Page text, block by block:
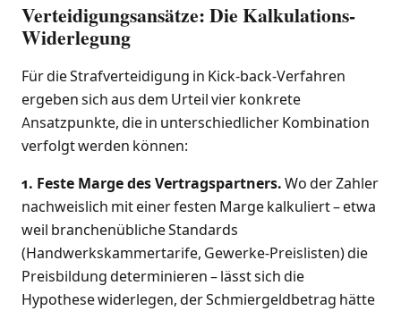
Verteidigungsansätze: Die Kalkulations-
Widerlegung
Für die Strafverteidigung in Kick-back-Verfahren
ergeben sich aus dem Urteil vier konkrete
Ansatzpunkte, die in unterschiedlicher Kombination
verfolgt werden können:
1. Feste Marge des Vertragspartners.Wo der Zahler
nachweislich mit einer festen Marge kalkuliert – etwa
weil branchenübliche Standards
(Handwerkskammertarife, Gewerke-Preislisten) die
Preisbildung determinieren – lässt sich die
Hypothese widerlegen, der Schmiergeldbetrag hätte